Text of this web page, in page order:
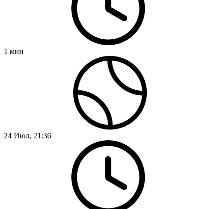
1 мин
24 Июл, 21:36